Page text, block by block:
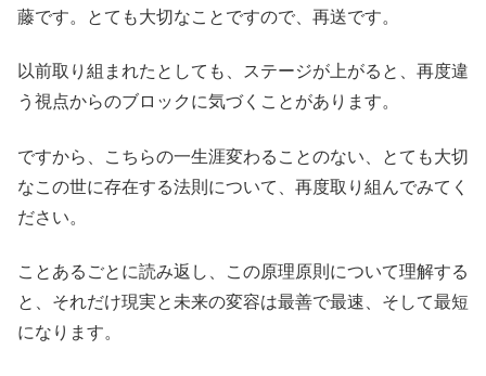
藤です。とても大切なことですので、再送です。
以前取り組まれたとしても、ステージが上がると、再度違
う視点からのブロックに気づくことがあります。
ですから、こちらの一生涯変わることのない、とても大切
なこの世に存在する法則について、再度取り組んでみてく
ださい。
ことあるごとに読み返し、この原理原則について理解する
と、それだけ現実と未来の変容は最善で最速、そして最短
になります。